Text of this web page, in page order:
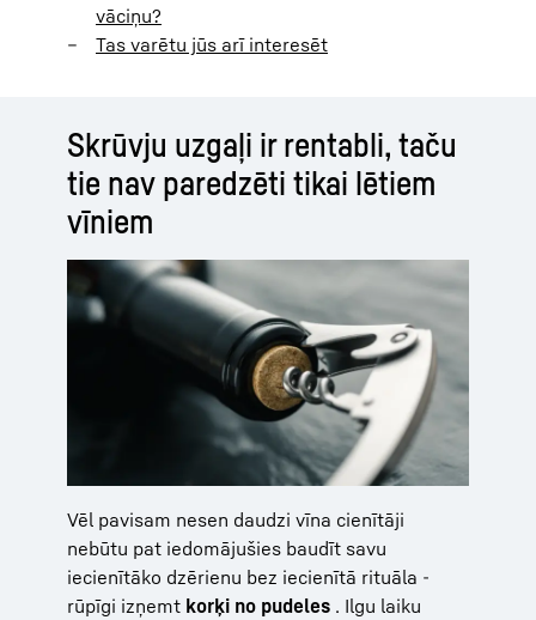
vāciņu?
Tas varētu jūs arī interesēt
Skrūvju uzgaļi ir rentabli, taču
tie nav paredzēti tikai lētiem
vīniem
Vēl pavisam nesen daudzi vīna cienītāji
nebūtu pat iedomājušies baudīt savu
iecienītāko dzērienu bez iecienītā rituāla -
rūpīgi izņemt korķi no pudeles . Ilgu laiku